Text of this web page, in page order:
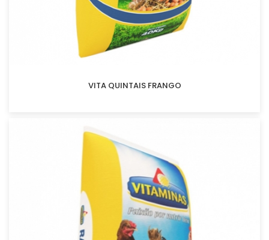
VITA QUINTAIS FRANGO